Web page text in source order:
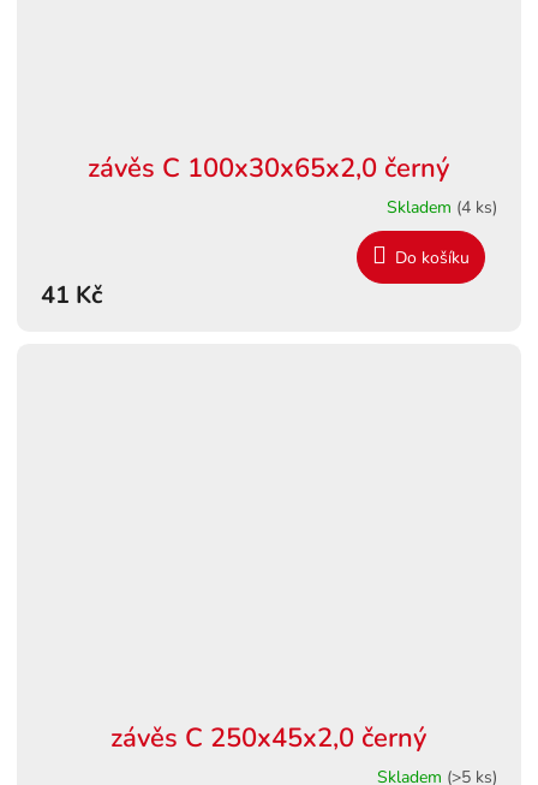
závěs C 100x30x65x2,0 černý
Skladem (4 ks)
41 Kč
Do košíku
závěs C 250x45x2,0 černý
Skladem (>5 ks)